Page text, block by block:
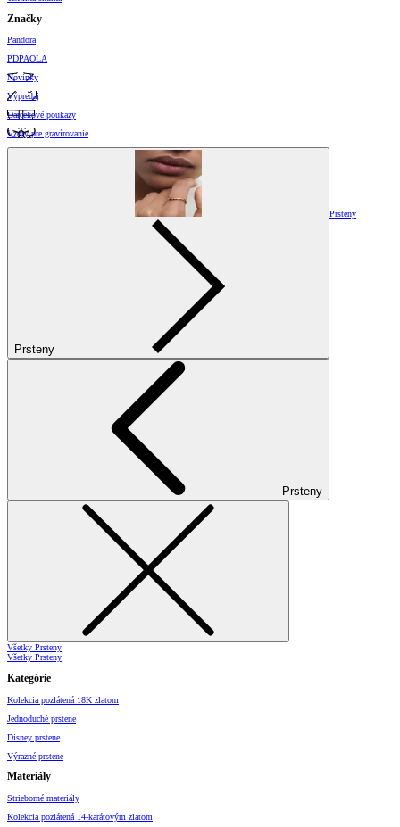
Značky
Pandora
PDPAOLA
Novinky
Výpredaj
Darčekové poukazy
Vzory pre gravírovanie
Prsteny
Prsteny
Prsteny
Všetky Prsteny
Všetky Prsteny
Kategórie
Kolekcia pozlátená 18K zlatom
Jednoduché prstene
Disney prstene
Výrazné prstene
Materiály
Strieborné materiály
Kolekcia pozlátená 14-karátovým zlatom